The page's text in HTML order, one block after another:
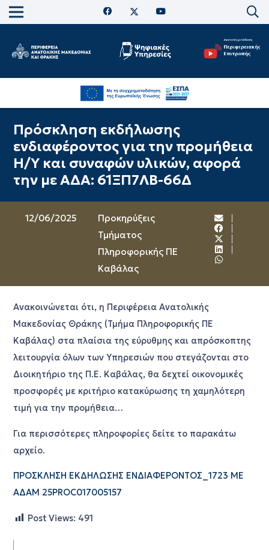
Πρόσκληση εκδήλωσης
ενδιαφέροντος για την προμήθεια
Η/Υ και συναφών υλικών, αφορά
την με ΑΔΑ: 61ΞΠ7ΛΒ-66Δ
12/06/2025
Προκηρύξεις
Τμήματος
Πληροφορικής ΠΕ
Καβάλας
Ανακοινώνεται ότι, η Περιφέρεια Ανατολικής
Μακεδονίας Θράκης (Τμήμα Πληροφορικής ΠΕ
Καβάλας) στα πλαίσια της εύρυθμης και απρόσκοπτης
λειτουργία όλων των Υπηρεσιών που στεγάζονται στο
Διοικητήριο της Π.Ε. Καβάλας, θα δεχτεί οικονομικές
προσφορές με κριτήριο κατακύρωσης τη χαμηλότερη
τιμή για την προμήθεια…
Για περισσότερες πληροφορίες δείτε το παρακάτω
αρχείο.
ΠΡΟΣΚΛΗΣΗ ΕΚΔΗΛΩΣΗΣ ΕΝΔΙΑΦΕΡΟΝΤΟΣ_1723 ΜΕ
ΑΔΑΜ 25PROC017005157
Post Views: 491